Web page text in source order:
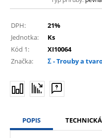
DPH:
21%
Jednotka:
Ks
Kód 1:
XI10064
Značka:
Σ - Trouby a
POPIS